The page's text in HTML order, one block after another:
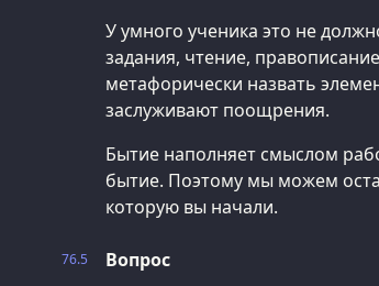
У умного ученика это не
задания, чтение,
метафорически назвать
заслуживают поощрения.
Бытие наполняет смыслом
бытие. Поэтому мы можем
которую вы начали.
76.5
Вопрос